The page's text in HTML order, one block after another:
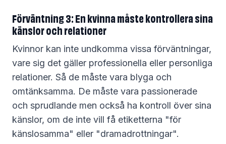
Förväntning 3: En kvinna måste kontrollera sina
känslor och relationer
Kvinnor kan inte undkomma vissa förväntningar,
vare sig det gäller professionella eller personliga
relationer. Så de måste vara blyga och
omtänksamma. De måste vara passionerade
och sprudlande men också ha kontroll över sina
känslor, om de inte vill få etiketterna "för
känslosamma" eller "dramadrottningar".